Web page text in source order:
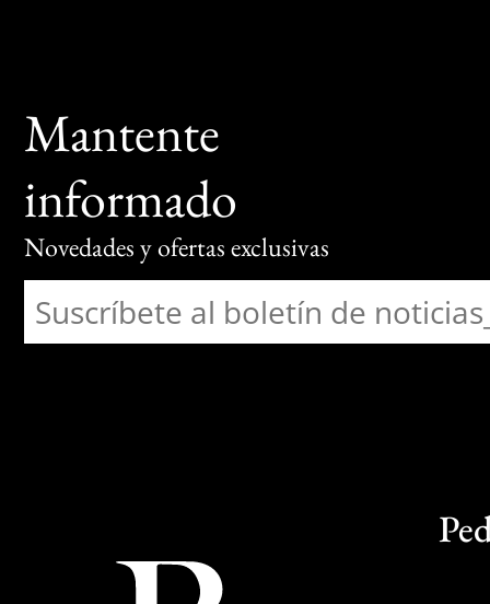
Mantente
informado
Novedades y ofertas exclusivas